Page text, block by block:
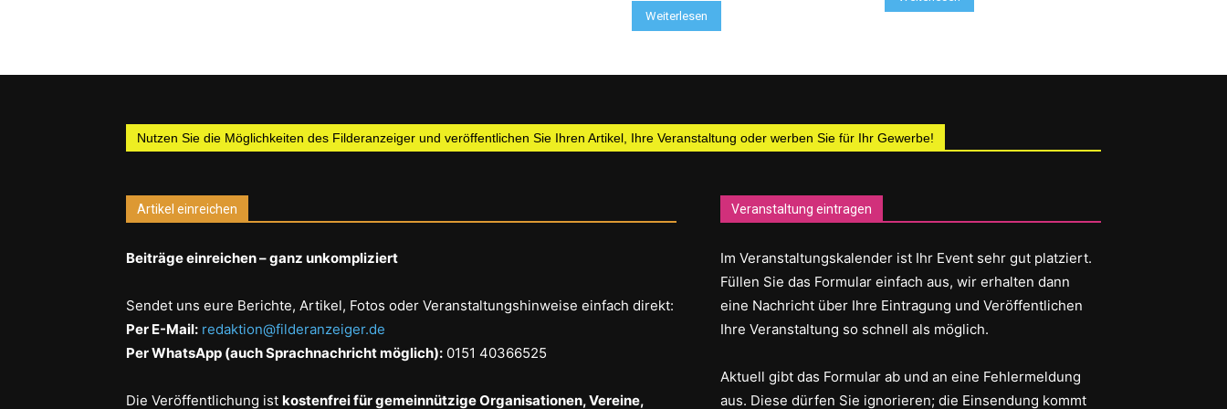
Weiterlesen
Nutzen Sie die Möglichkeiten des Filderanzeiger und veröffentlichen Sie Ihren Artikel, Ihre Veranstaltung oder werben Sie für Ihr Gewerbe!
Artikel einreichen
Beiträge einreichen – ganz unkompliziert
Sendet uns eure Berichte, Artikel, Fotos oder Veranstaltungshinweise einfach direkt:
Per E-Mail: redaktion@filderanzeiger.de
Per WhatsApp (auch Sprachnachricht möglich): 0151 40366525
Die Veröffentlichung ist kostenfrei für gemeinnützige Organisationen, Vereine,
Veranstaltung eintragen
Im Veranstaltungskalender ist Ihr Event sehr gut platziert.
Füllen Sie das Formular einfach aus, wir erhalten dann
eine Nachricht über Ihre Eintragung und Veröffentlichen
Ihre Veranstaltung so schnell als möglich.
Aktuell gibt das Formular ab und an eine Fehlermeldung
aus. Diese dürfen Sie ignorieren; die Einsendung kommt